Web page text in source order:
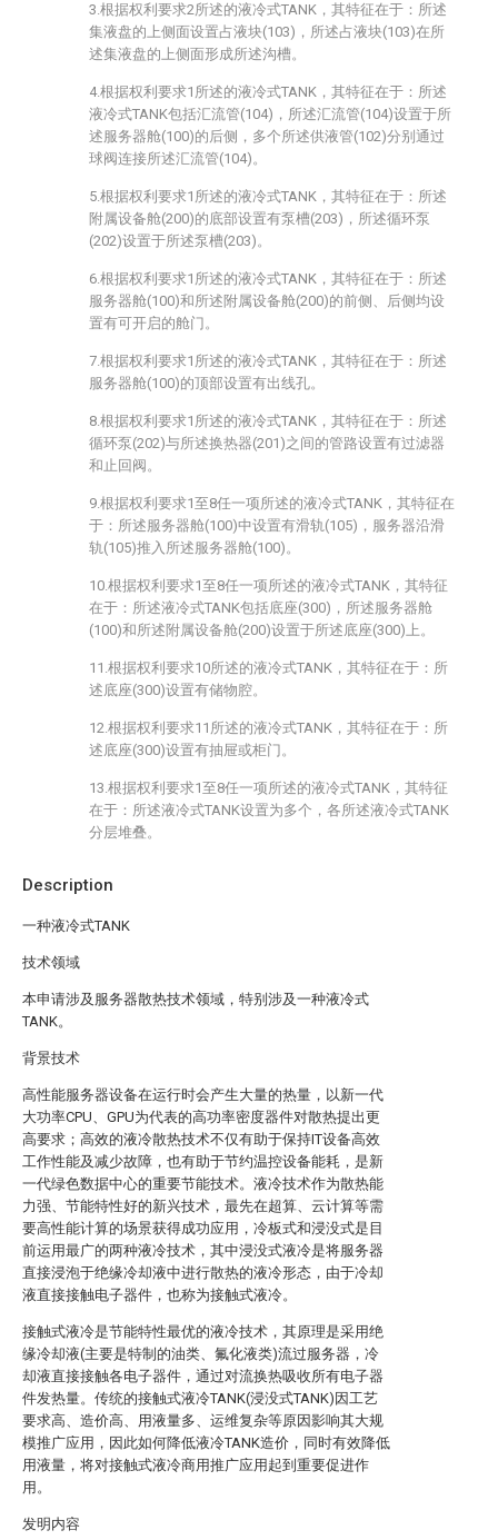
Description
一种液冷式TANK
技术领域
本申请涉及服务器散热技术领域，特别涉及一种液冷式
TANK。
背景技术
高性能服务器设备在运行时会产生大量的热量，以新一代
大功率CPU、GPU为代表的高功率密度器件对散热提出更
高要求；高效的液冷散热技术不仅有助于保持IT设备高效
工作性能及减少故障，也有助于节约温控设备能耗，是新
一代绿色数据中心的重要节能技术。液冷技术作为散热能
力强、节能特性好的新兴技术，最先在超算、云计算等需
要高性能计算的场景获得成功应用，冷板式和浸没式是目
前运用最广的两种液冷技术，其中浸没式液冷是将服务器
直接浸泡于绝缘冷却液中进行散热的液冷形态，由于冷却
液直接接触电子器件，也称为接触式液冷。
接触式液冷是节能特性最优的液冷技术，其原理是采用绝
缘冷却液(主要是特制的油类、氟化液类)流过服务器，冷
却液直接接触各电子器件，通过对流换热吸收所有电子器
件发热量。传统的接触式液冷TANK(浸没式TANK)因工艺
要求高、造价高、用液量多、运维复杂等原因影响其大规
模推广应用，因此如何降低液冷TANK造价，同时有效降低
用液量，将对接触式液冷商用推广应用起到重要促进作
用。
发明内容
3.根据权利要求2所述的液冷式TANK，其特征在于：所述
集液盘的上侧面设置占液块(103)，所述占液块(103)在所
述集液盘的上侧面形成所述沟槽。
4.根据权利要求1所述的液冷式TANK，其特征在于：所述
液冷式TANK包括汇流管(104)，所述汇流管(104)设置于所
述服务器舱(100)的后侧，多个所述供液管(102)分别通过
球阀连接所述汇流管(104)。
5.根据权利要求1所述的液冷式TANK，其特征在于：所述
附属设备舱(200)的底部设置有泵槽(203)，所述循环泵
(202)设置于所述泵槽(203)。
6.根据权利要求1所述的液冷式TANK，其特征在于：所述
服务器舱(100)和所述附属设备舱(200)的前侧、后侧均设
置有可开启的舱门。
7.根据权利要求1所述的液冷式TANK，其特征在于：所述
服务器舱(100)的顶部设置有出线孔。
8.根据权利要求1所述的液冷式TANK，其特征在于：所述
循环泵(202)与所述换热器(201)之间的管路设置有过滤器
和止回阀。
9.根据权利要求1至8任一项所述的液冷式TANK，其特征在
于：所述服务器舱(100)中设置有滑轨(105)，服务器沿滑
轨(105)推入所述服务器舱(100)。
10.根据权利要求1至8任一项所述的液冷式TANK，其特征
在于：所述液冷式TANK包括底座(300)，所述服务器舱
(100)和所述附属设备舱(200)设置于所述底座(300)上。
11.根据权利要求10所述的液冷式TANK，其特征在于：所
述底座(300)设置有储物腔。
12.根据权利要求11所述的液冷式TANK，其特征在于：所
述底座(300)设置有抽屉或柜门。
13.根据权利要求1至8任一项所述的液冷式TANK，其特征
在于：所述液冷式TANK设置为多个，各所述液冷式TANK
分层堆叠。